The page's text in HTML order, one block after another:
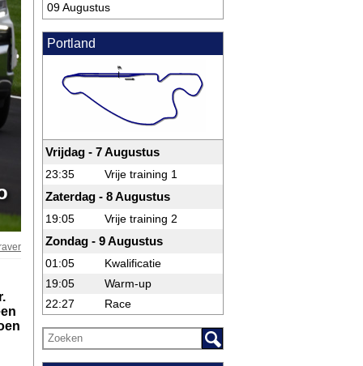
09 Augustus
Portland
Vrijdag - 7 Augustus
23:35 Vrije training 1
Zaterdag - 8 Augustus
19:05 Vrije training 2
Zondag - 9 Augustus
01:05
Kwalificatie
19:05
Warm-up
22:27
Race